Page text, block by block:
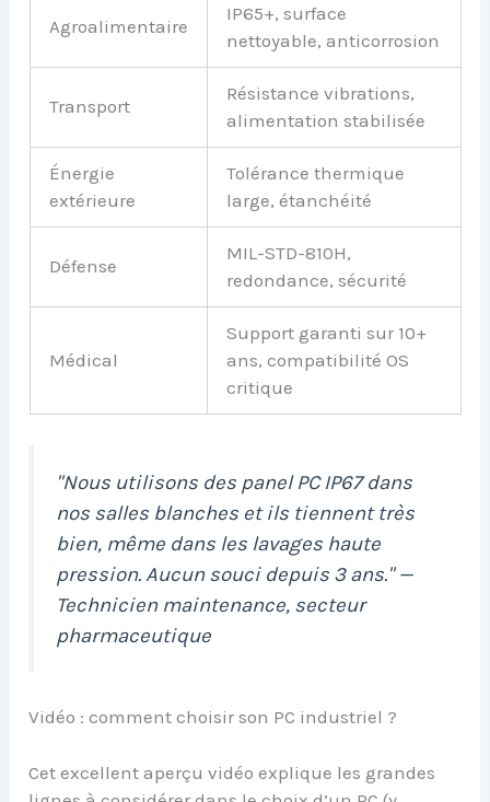
Agroalimentaire
IP65+, surface
nettoyable, anticorrosion
Transport
Résistance vibrations,
alimentation stabilisée
Énergie
extérieure
Tolérance thermique
large, étanchéité
Défense
MIL-STD-810H,
redondance, sécurité
Médical
Support garanti sur 10+
ans, compatibilité OS
critique
"Nous utilisons des panel PC IP67 dans
nos salles blanches et ils tiennent très
bien, même dans les lavages haute
pression. Aucun souci depuis 3 ans." —
Technicien maintenance, secteur
pharmaceutique
Vidéo : comment choisir son PC industriel ?
Cet excellent aperçu vidéo explique les grandes